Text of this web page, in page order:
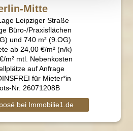
Mitte
Leipziger Straße
Büro-/Praxisflächen
und 740 m² (9.OG)
ab 24,00 €/m² (n/k)
m² mtl. Nebenkosten
auf Anfrage
für Mieter*in
Nr. 26071208B
bei Immobilie1.de